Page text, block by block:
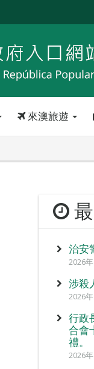
來澳旅遊
治安
2026
涉殺
2026
行政
合會
禮。
2026